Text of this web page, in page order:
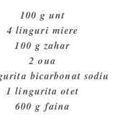
100 g unt
4 linguri miere
100 g zahar
2 oua
bicarbonat sodiu
1 lingurita otet
600 g faina